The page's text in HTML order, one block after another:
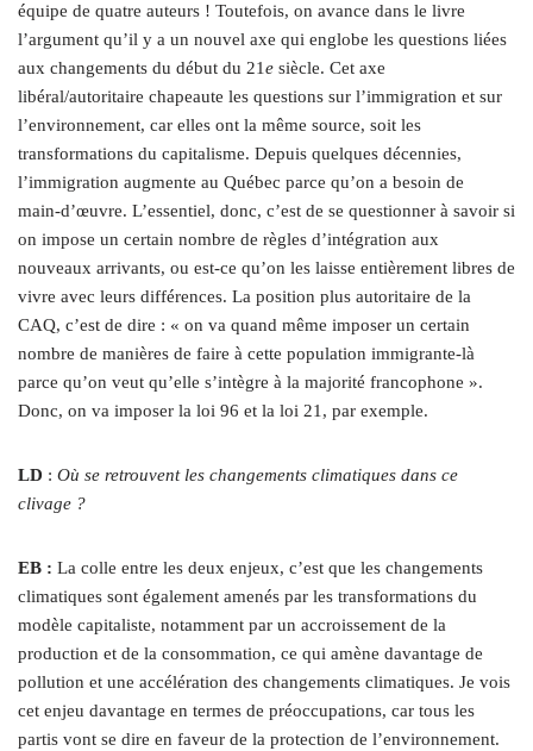
équipe de quatre auteurs ! Toutefois, on avance dans le livre
l’argument qu’il y a un nouvel axe qui englobe les questions liées
aux changements du début du 21e siècle. Cet axe
libéral/autoritaire chapeaute les questions sur l’immigration et sur
l’environnement, car elles ont la même source, soit les
transformations du capitalisme. Depuis quelques décennies,
l’immigration augmente au Québec parce qu’on a besoin de
main‑d’œuvre. L’essentiel, donc, c’est de se questionner à savoir si
on impose un certain nombre de règles d’intégration aux
nouveaux arrivants, ou est-ce qu’on les laisse entièrement libres de
vivre avec leurs différences. La position plus autoritaire de la
CAQ, c’est de dire : « on va quand même imposer un certain
nombre de manières de faire à cette population immigrante-là
parce qu’on veut qu’elle s’intègre à la majorité francophone ».
Donc, on va imposer la loi 96 et la loi 21, par exemple.
LD : Où se retrouvent les changements climatiques dans ce
clivage ?
EB : La colle entre les deux enjeux, c’est que les changements
climatiques sont également amenés par les transformations du
modèle capitaliste, notamment par un accroissement de la
production et de la consommation, ce qui amène davantage de
pollution et une accélération des changements climatiques. Je vois
cet enjeu davantage en termes de préoccupations, car tous les
partis vont se dire en faveur de la protection de l’environnement.